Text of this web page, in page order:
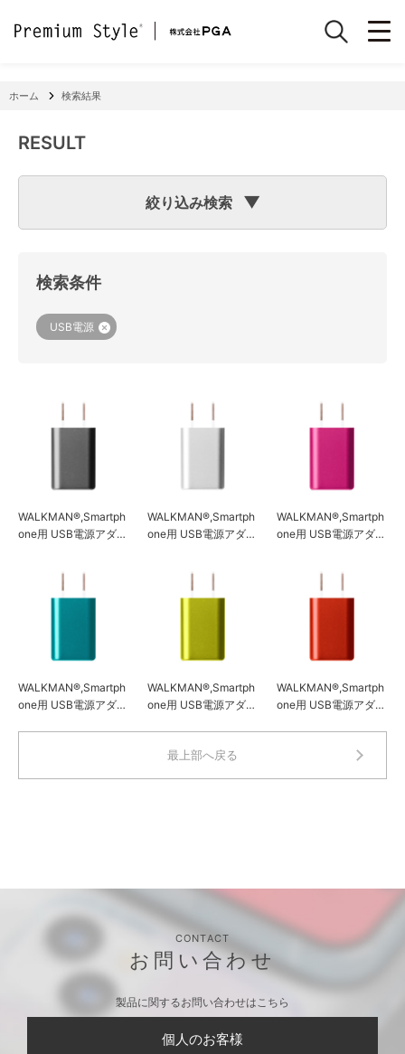
ホーム 検索結果
RESULT
絞り込み検索
ので、「適合機種
機種で検索する場合は、
検索条件
USB電源
WALKMAN®,Smartph
one用 USB電源アダプ
WALKMAN®,Smartph
one用 USB電源アダプ
WALKMAN®,Smartph
one用 USB電源アダプ
WALKMAN®,Smartph
one用 USB電源アダプ
WALKMAN®,Smartph
one用 USB電源アダプ
WALKMAN®,Smartph
one用 USB電源アダプ
最上部へ戻る
CONTACT
お問い合わせ
製品に関するお問い合わせはこちら
個人のお客様